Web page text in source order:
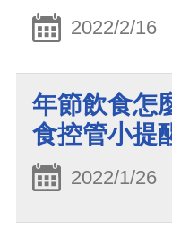
2022/2/16
年節飲食怎
食控管小提
2022/1/26